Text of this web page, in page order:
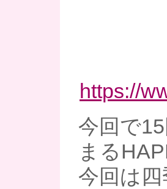
https://
今回で
まる
今回は